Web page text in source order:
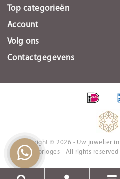
Top categorieën
Account
Volg ons
Contactgegevens
Copyright © 2026 - Uw juwelier
Horloges - All rights reserved